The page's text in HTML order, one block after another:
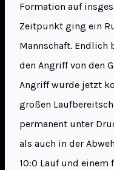
Formation auf
Zeitpunkt ging ein
Mannschaft. Endlich
den Angriff von den
Angriff wurde jetzt
großen
permanent unter
als auch in der
10:0 Lauf und